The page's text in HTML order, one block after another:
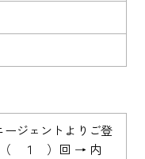
ジェントよりご登
（ １ ）回 → 内